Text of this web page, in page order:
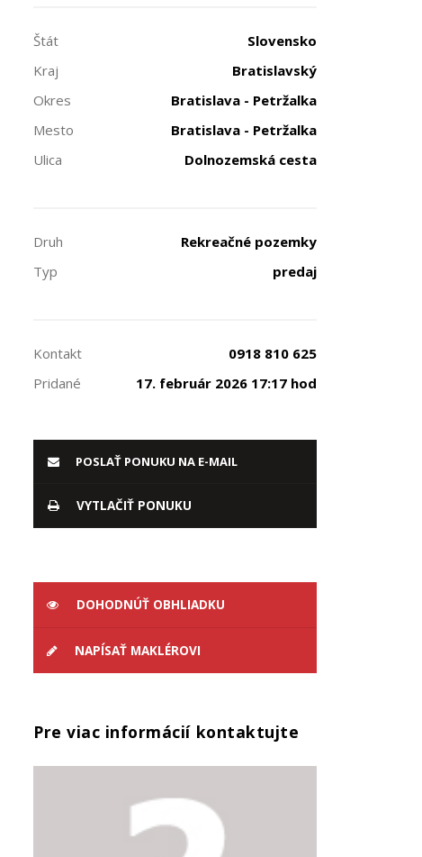
Štát
Slovensko
Kraj
Bratislavský
Okres
Bratislava - Petržalka
Mesto
Bratislava - Petržalka
Ulica
Dolnozemská cesta
Druh
Rekreačné pozemky
Typ
predaj
Kontakt
0918 810 625
Pridané
17. február 2026 17:17 hod
POSLAŤ PONUKU NA E-MAIL
VYTLAČIŤ PONUKU
DOHODNÚŤ OBHLIADKU
NAPÍSAŤ MAKLÉROVI
Pre viac informácií kontaktujte